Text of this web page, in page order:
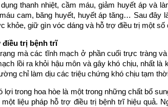
thanh nhiệt, cầm máu, giảm huyết áp và
cam, băng huyết, huyết áp tăng… Sau đây
khỏe, giữ gìn vóc dáng và hỗ trợ điều trị một số
điều trị bệnh trĩ
mà các tĩnh mạch ở phần cuối trực tràng
lồi ra khỏi hậu môn và gây khó chịu, nhất
chỉ làm dịu các triệu chứng khó chịu tạm
lợi trong hoa hòe là một trong những chất bổ
liệu pháp hỗ trợ điều trị bệnh trĩ hiệu quả.